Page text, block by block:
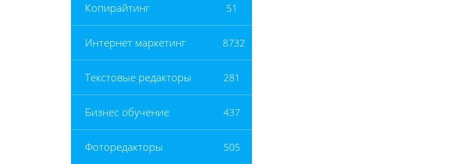
Копирайтинг 51
Интернет маркетинг 8732
Текстовые редакторы 281
Бизнес обучение 437
Фоторедакторы 505